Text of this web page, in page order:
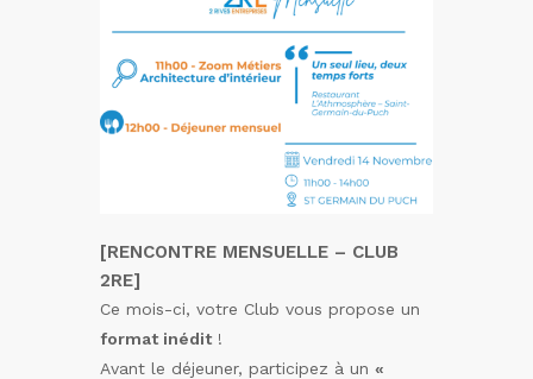
[RENCONTRE MENSUELLE – CLUB
2RE]
Ce mois-ci, votre Club vous propose un
format inédit!
Avant le déjeuner, participez à un «